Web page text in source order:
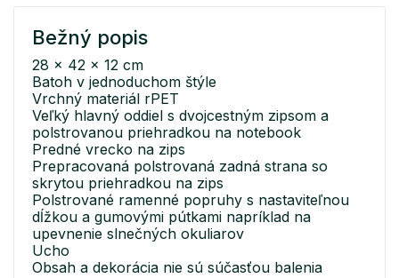
Bežný popis
28 x 42 x 12 cm
Batoh v jednoduchom štýle
Vrchný materiál rPET
Veľký hlavný oddiel s dvojcestným zipsom a
polstrovanou priehradkou na notebook
Predné vrecko na zips
Prepracovaná polstrovaná zadná strana so
skrytou priehradkou na zips
Polstrované ramenné popruhy s nastaviteľnou
dĺžkou a gumovými pútkami napríklad na
upevnenie slnečných okuliarov
Ucho
Obsah a dekorácia nie sú súčasťou balenia